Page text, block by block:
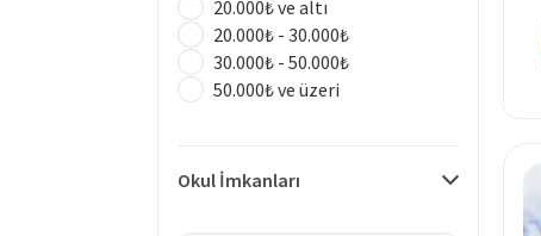
20.000₺ ve altı
20.000₺ - 30.000₺
30.000₺ - 50.000₺
50.000₺ ve üzeri
Okul İmkanları